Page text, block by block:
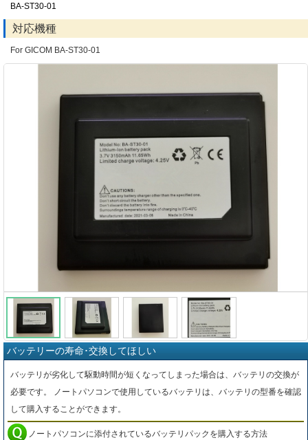
BA-ST30-01
対応機種
For GICOM BA-ST30-01
バッテリーの寿命･交換してほしい
バッテリが劣化して駆動時間が短くなってしまった場合は、バッテリの交換が
必要です。 ノートパソコンで使用しているバッテリは、バッテリの型番を確認
して購入することができます。
ノートパソコンに添付されているバッテリパックを購入する方法